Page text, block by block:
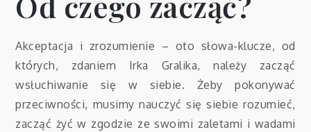
Akceptacja i zrozumienie – oto słowa-klucze, od
których, zdaniem Irka Gralika, należy zacząć
wsłuchiwanie się w siebie. Żeby pokonywać
przeciwności, musimy nauczyć się siebie rozumieć,
zacząć żyć w zgodzie ze swoimi zaletami i wadami